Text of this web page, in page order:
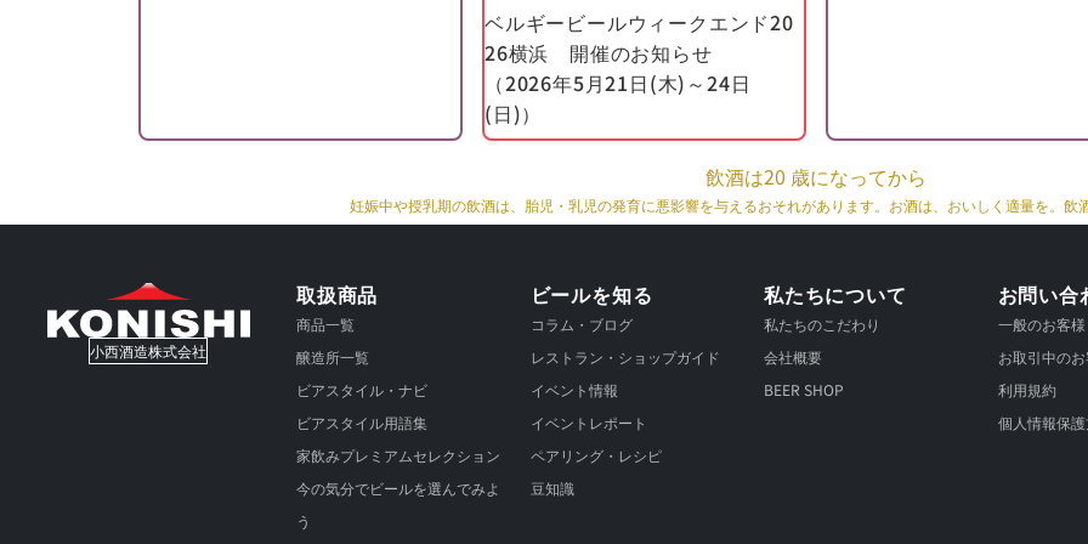
醸造を行うことができました。
新しい醸造所のオープンを記念した祝賀ビールとして、Quintoが発
した。 その瞬間から、姉妹のアン・カトリーヌとクレアは、父親と
ともに、ビール商から独立した家族経営の醸造所へと転身するという
むことができました。
2017年、ディルウィンズ醸造所は、新たなプロジェクトの立ち上げ
の開発、生産能力の拡大など、未来に向けて努力を続けています。品
職員が加わり、全員がクレアとヴィンセント ディルウィンズの管理
ています。 純粋、本物、家族的…それが私たちの醸造所の価値観
2020年、醸造所はビールの商業化に向けて既に多くの前進を遂げて
しかし、ラベルとグラスだけは変わっていません。
15年を経て、ヴィカリスはリフレッシュし、新たな装いを着実に整
ベルギービールウィークエンド20
26横浜 開催のお知らせ
（2026年5月21日(木)～24日
(日)）
飲酒は20 歳になってから
妊娠中や授乳期の飲酒は、胎児・乳児の発育に悪影響を与えるおそれがあります。お酒は、おいしく適量を。飲
小西酒造株式会社
取扱商品
商品一覧
醸造所一覧
ビアスタイル・ナビ
ビアスタイル用語集
家飲みプレミアムセレクション
今の気分でビールを選んでみよ
う
ビールを知る
コラム・ブログ
レストラン・ショップガイド
イベント情報
イベントレポート
ペアリング・レシピ
豆知識
私たちについて
私たちのこだわり
会社概要
BEER SHOP
お問い合
一般のお客様
お取引中の
利用規約
個人情報保